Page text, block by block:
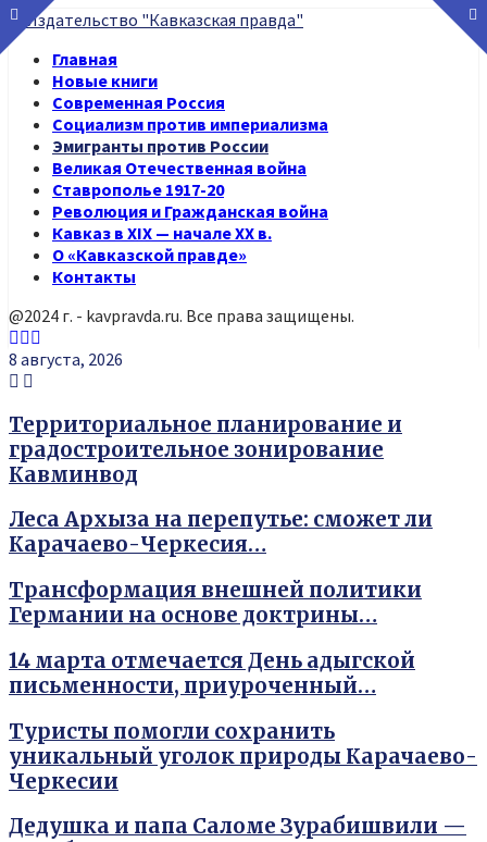
Главная
Новые книги
Современная Россия
Социализм против империализма
Эмигранты против России
Великая Отечественная война
Ставрополье 1917-20
Революция и Гражданская война
Кавказ в XIX — начале XX в.
О «Кавказской правде»
Контакты
@2024 г. - kavpravda.ru. Все права защищены.
Youtube
Vk
8 августа, 2026
Территориальное планирование и
градостроительное зонирование
Кавминвод
Леса Архыза на перепутье: сможет ли
Карачаево-Черкесия…
Трансформация внешней политики
Германии на основе доктрины…
14 марта отмечается День адыгской
письменности, приуроченный…
Туристы помогли сохранить
уникальный уголок природы Карачаево-
Черкесии
Дедушка и папа Саломе Зурабишвили —